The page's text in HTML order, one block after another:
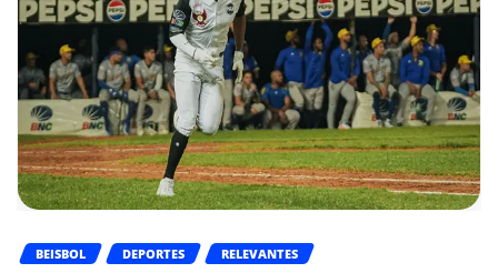
BEISBOL DEPORTES RELEVANTES